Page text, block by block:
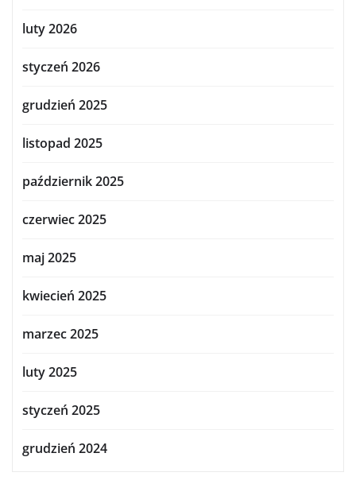
luty 2026
styczeń 2026
grudzień 2025
listopad 2025
październik 2025
czerwiec 2025
maj 2025
kwiecień 2025
marzec 2025
luty 2025
styczeń 2025
grudzień 2024